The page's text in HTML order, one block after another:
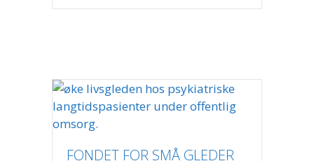
FONDET FOR SMÅ GLEDER